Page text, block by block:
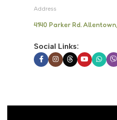
Address
4140 Parker Rd.
Social Links: